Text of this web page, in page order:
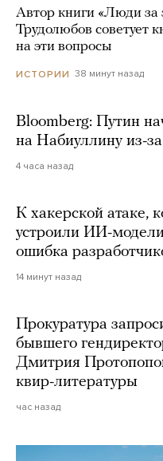
Автор книги «Люди
Трудолюбов советует
на эти вопросы
ИСТОРИИ 38 минут назад
Bloomberg: Путин
на Набиуллину из-
4 часа назад
К хакерской атаке,
устроили ИИ-
ошибка
14 минут назад
Прокуратура
бывшего
Дмитрия
квир-литературы
час назад